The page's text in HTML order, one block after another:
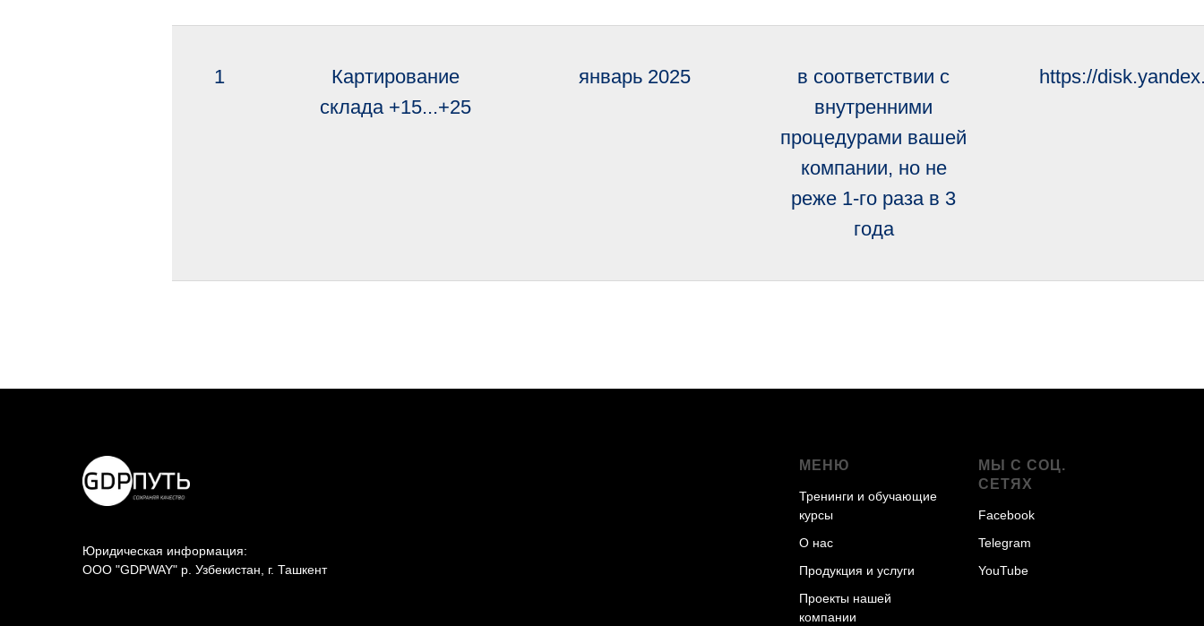
1
Картирование
склада +15...+25
январь 2025
в соответствии с
внутренними
процедурами вашей
компании, но не
реже 1-го раза в 3
года
https://
Юридическая информация:
ООО "GDPWAY" р. Узбекистан, г. Ташкент
МЕНЮ
Тренинги и обучающие
курсы
О нас
Продукция и услуги
Проекты нашей
компании
МЫ С СОЦ.
СЕТЯХ
Facebook
Telegram
YouTube